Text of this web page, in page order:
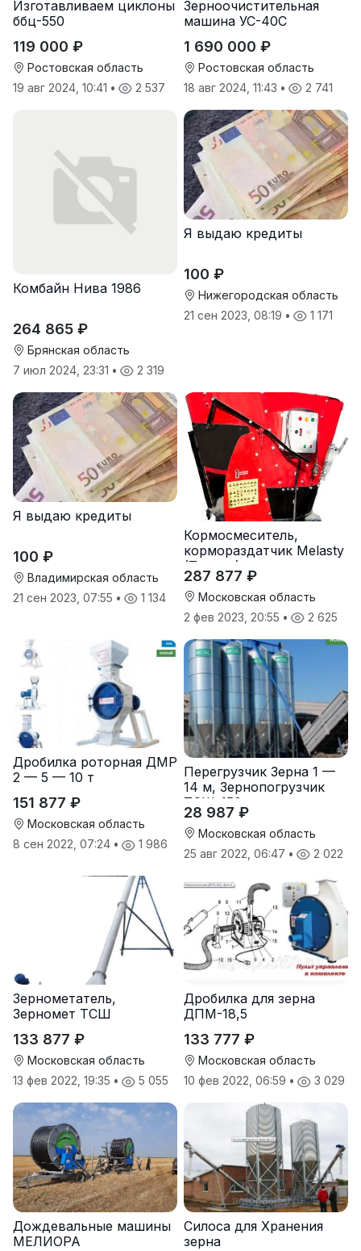
Изготавливаем циклоны
ббц-550
119 000 ₽
Ростовская область
19 авг 2024, 10:41 • 2 537
Зерноочистительная
машина УС-40С
1 690 000 ₽
Ростовская область
18 авг 2024, 11:43 • 2 741
Комбайн Нива 1986
264 865 ₽
Брянская область
7 июл 2024, 23:31 • 2 319
Я выдаю кредиты
100 ₽
Нижегородская область
21 сен 2023, 08:19 • 1 171
Я выдаю кредиты
100 ₽
Владимирская область
21 сен 2023, 07:55 • 1 134
Кормосмеситель,
кормораздатчик Melasty
(Турция)
287 877 ₽
Московская область
2 фев 2023, 20:55 • 2 625
Дробилка роторная ДМР
2 — 5 — 10 т
151 877 ₽
Московская область
8 сен 2022, 07:24 • 1 986
Перегрузчик Зерна 1 —
14 м, Зернопогрузчик
ТСШ-150
28 987 ₽
Московская область
25 авг 2022, 06:47 • 2 022
Зернометатель,
Зерномет ТСШ
133 877 ₽
Московская область
13 фев 2022, 19:35 • 5 055
Дробилка для зерна
ДПМ-18,5
133 777 ₽
Московская область
10 фев 2022, 06:59 • 3 029
Дождевальные машины
МЕЛИОРА
Силоса для Хранения
зерна